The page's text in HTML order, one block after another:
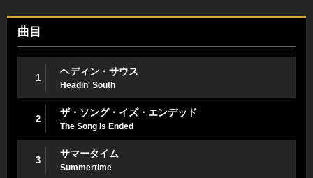
曲目
1
ヘディン・サウス
Headin' South
2
ザ・ソング・イズ・エンデッド
The Song Is Ended
3
サマータイム
Summertime